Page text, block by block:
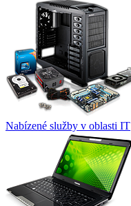
Nabízené služby v oblasti IT